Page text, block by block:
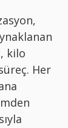
kilo
Her